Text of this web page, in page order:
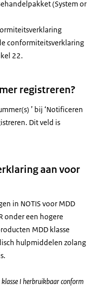
(System or
conformiteitsverklaring
22.
registreren?
’ bij ‘Notificeren
Dit veld is
aan voor
in NOTIS voor MDD
onder een hogere
MDD klasse
hulpmiddelen zolang
I herbruikbaar conform